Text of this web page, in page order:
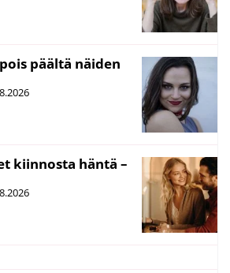
päältä näiden
kiinnosta häntä –